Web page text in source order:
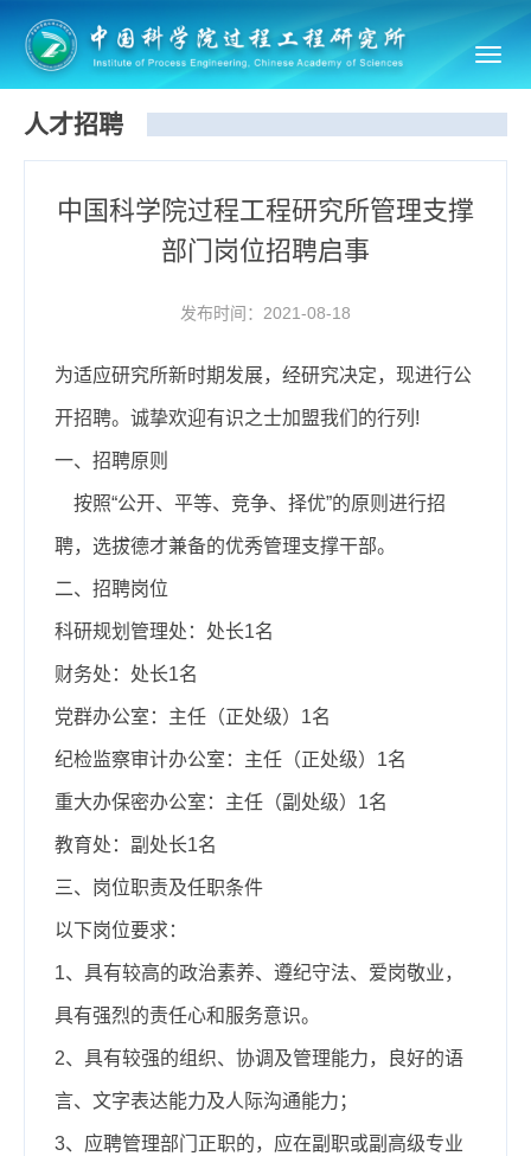
人才招聘
中国科学院过程工程研究所管理支撑
部门岗位招聘启事
发布时间：2021-08-18
为适应研究所新时期发展，经研究决定，现进行公
开招聘。诚挚欢迎有识之士加盟我们的行列!
一、招聘原则
按照“公开、平等、竞争、择优”的原则进行招
聘，选拔德才兼备的优秀管理支撑干部。
二、招聘岗位
科研规划管理处：处长1名
财务处：处长1名
党群办公室：主任（正处级）1名
纪检监察审计办公室：主任（正处级）1名
重大办保密办公室：主任（副处级）1名
教育处：副处长1名
三、岗位职责及任职条件
以下岗位要求：
1、具有较高的政治素养、遵纪守法、爱岗敬业，
具有强烈的责任心和服务意识。
2、 具有较强的组织、协调及管理能力，良好的语
言、文字表达能力及人际沟通能力；
3、应聘管理部门正职的，应在副职或副高级专业